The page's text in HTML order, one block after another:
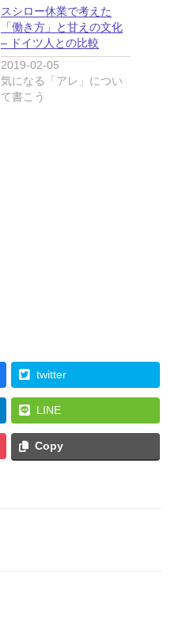
スシロー休業で考えた
「働き方」と甘えの文化
– ドイツ人との比較
2019-02-05
気になる「アレ」につい
て書こう
twitter
LINE
Copy